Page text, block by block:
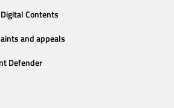
Contents
and appeals
Defender